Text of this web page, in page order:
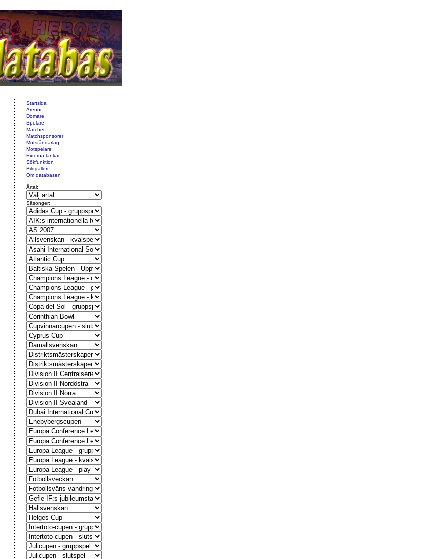
Startsida
Arenor
Domare
Spelare
Matcher
Matchsponsorer
Motståndarlag
Motspelare
Externa länkar
Sökfunktion
Bildgalleri
Om databasen
Årtal:
Säsonger: